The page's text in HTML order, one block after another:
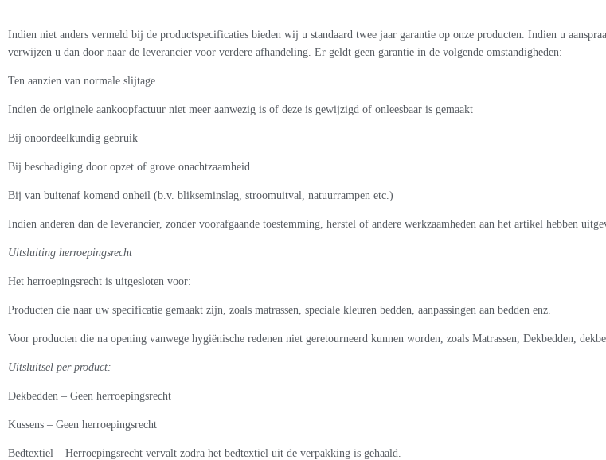
Indien niet anders vermeld bij de productspecificaties bieden wij u standaard twee jaar garantie op onze producten. Indien u
verwijzen u dan door naar de leverancier voor verdere afhandeling. Er geldt geen garantie in de volgende omstandigheden:
Ten aanzien van normale slijtage
Indien de originele aankoopfactuur niet meer aanwezig is of deze is gewijzigd of onleesbaar is gemaakt
Bij onoordeelkundig gebruik
Bij beschadiging door opzet of grove onachtzaamheid
Bij van buitenaf komend onheil (b.v. blikseminslag, stroomuitval, natuurrampen etc.)
Indien anderen dan de leverancier, zonder voorafgaande toestemming, herstel of andere werkzaamheden aan het artikel hebben
Uitsluiting herroepingsrecht
Het herroepingsrecht is uitgesloten voor:
Producten die naar uw specificatie gemaakt zijn, zoals matrassen, speciale kleuren bedden, aanpassingen aan bedden enz.
Voor producten die na opening vanwege hygiënische redenen niet geretourneerd kunnen worden, zoals Matrassen, Dekbedden,
Uitsluitsel per product:
Dekbedden – Geen herroepingsrecht
Kussens – Geen herroepingsrecht
Bedtextiel – Herroepingsrecht vervalt zodra het bedtextiel uit de verpakking is gehaald.